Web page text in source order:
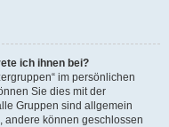
ich ihnen bei?
im persönlichen
Sie dies mit der
Gruppen sind allgemein
andere können geschlossen